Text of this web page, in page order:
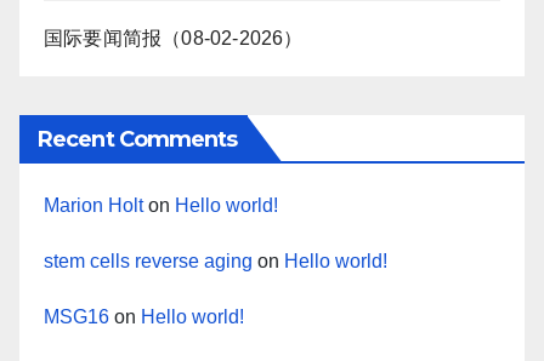
国际要闻简报（08-02-2026）
Recent Comments
Marion Holton Hello world!
stem cells reverse aging on Hello world!
MSG16 on Hello world!